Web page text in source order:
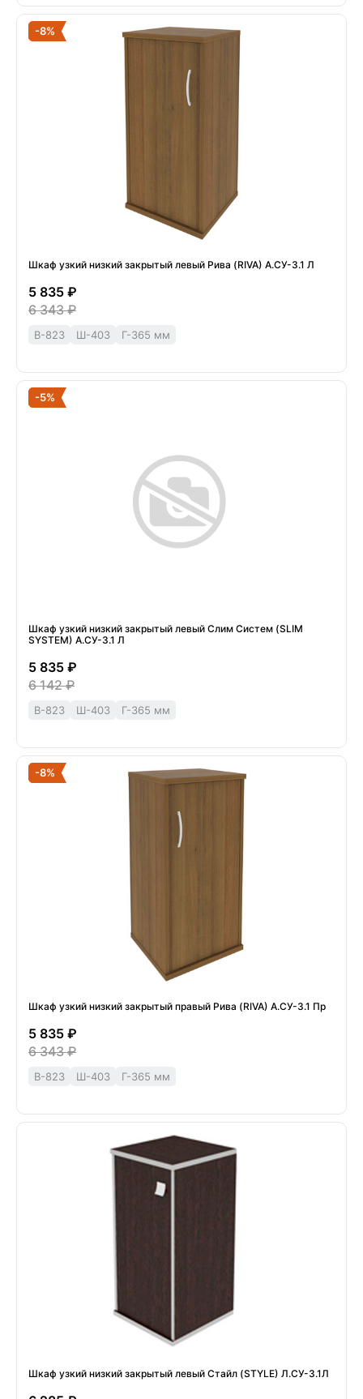
-8%
Шкаф узкий низкий закрытый левый Рива (RIVA) А.СУ-3.1 Л
5 835 ₽
6 343 ₽
В-823 Ш-403 Г-365 мм
-5%
Шкаф узкий низкий закрытый левый Слим Систем (SLIM
SYSTEM) А.СУ-3.1 Л
5 835 ₽
6 142 ₽
В-823 Ш-403 Г-365 мм
-8%
Шкаф узкий низкий закрытый правый Рива (RIVA) А.СУ-3.1 Пр
5 835 ₽
6 343 ₽
В-823 Ш-403 Г-365 мм
Шкаф узкий низкий закрытый левый Стайл (STYLE) Л.СУ-3.1Л